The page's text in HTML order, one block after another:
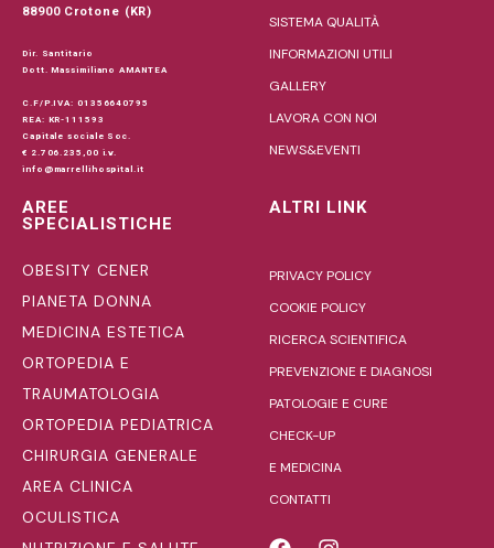
88900 Crotone (KR)
Dir. Santitario
Dott. Massimiliano AMANTEA
C.F/P.IVA: 01356640795
REA: KR-111593
Capitale sociale Soc.
€ 2.706.235,00 i.v.
info@marrellihospital.it
SISTEMA QUALITÀ
INFORMAZIONI UTILI
GALLERY
LAVORA CON NOI
NEWS&EVENTI
AREE
SPECIALISTICHE
OBESITY CENER
PIANETA DONNA
MEDICINA ESTETICA
ORTOPEDIA E
TRAUMATOLOGIA
ORTOPEDIA PEDIATRICA
CHIRURGIA GENERALE
AREA CLINICA
OCULISTICA
ALTRI LINK
PRIVACY POLICY
COOKIE POLICY
RICERCA SCIENTIFICA
PREVENZIONE E DIAGNOSI
PATOLOGIE E CURE
CHECK-UP
E MEDICINA
CONTATTI